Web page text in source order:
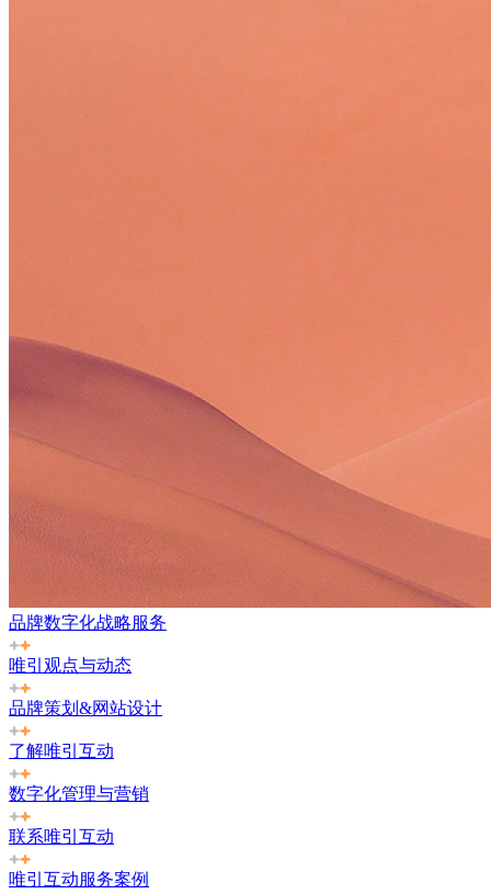
品牌数字化战略服务
唯引观点与动态
品牌策划&网站设计
了解唯引互动
数字化管理与营销
联系唯引互动
唯引互动服务案例